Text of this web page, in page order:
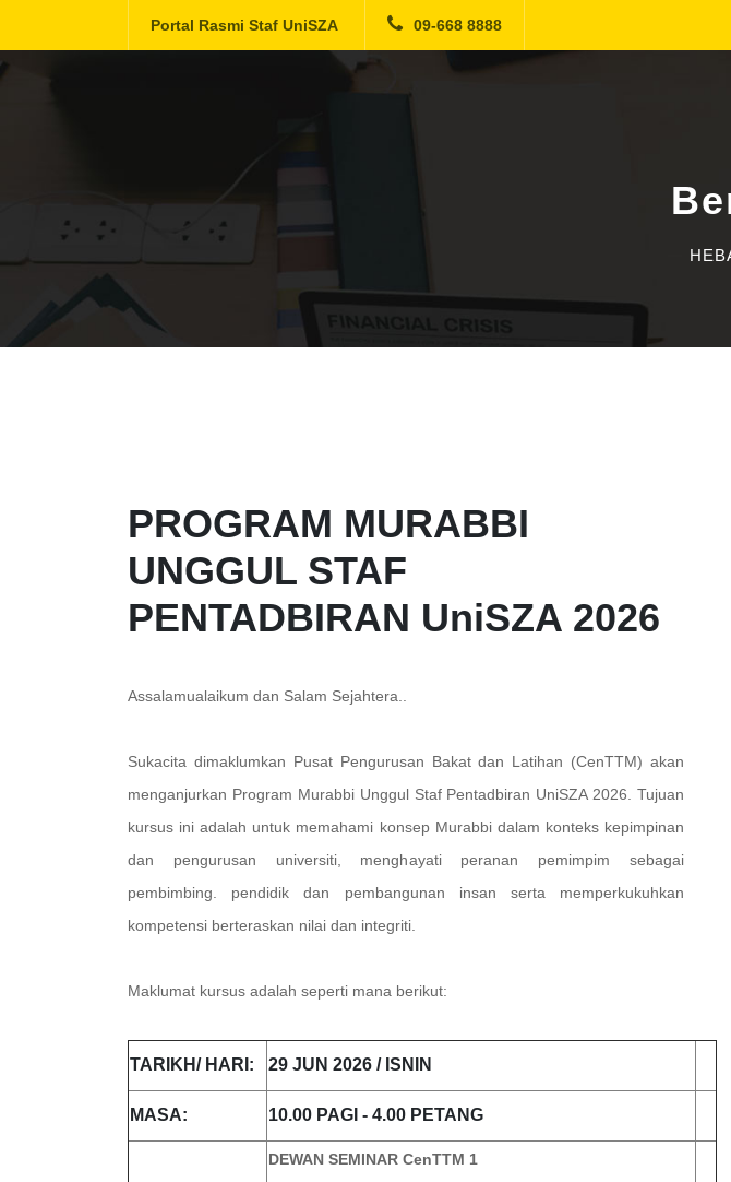
Portal Rasmi Staf UniSZA 09-668 8888
PROGRAM MURABBI
UNGGUL STAF
PENTADBIRAN UniSZA 2026
Assalamualaikum dan Salam Sejahtera..
Sukacita dimaklumkan Pusat Pengurusan Bakat dan Latihan (CenTTM) akan
menganjurkan Program Murabbi Unggul Staf Pentadbiran UniSZA 2026. Tujuan
kursus ini adalah untuk memahami konsep Murabbi dalam konteks kepimpinan
dan pengurusan universiti, menghayati peranan pemimpim sebagai
pembimbing. pendidik dan pembangunan insan serta memperkukuhkan
kompetensi berteraskan nilai dan integriti.
Maklumat kursus adalah seperti mana berikut:
TARIKH/ HARI: 29 JUN 2026 / ISNIN
MASA: 10.00 PAGI - 4.00 PETANG
DEWAN SEMINAR CenTTM 1